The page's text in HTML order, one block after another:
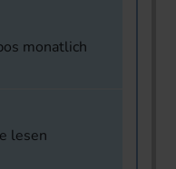
monatlich
lesen